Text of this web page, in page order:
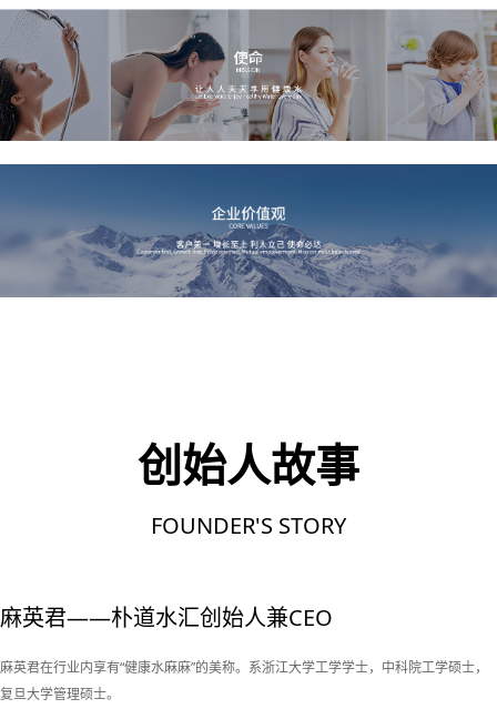
创始人故事
FOUNDER'S STORY
麻英君——朴道水汇创始人兼CEO
麻英君在行业内享有“健康水麻麻”的美称。系浙江大学工学学士，中科院工学硕士，
复旦大学管理硕士。